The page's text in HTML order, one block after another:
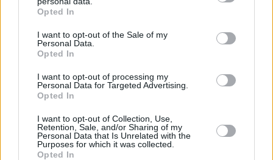
grant or deny consent to Google and its third-party tags to
use your data for below specified purposes in below Google
consent section.
Opted In
I want to opt-out of the Sale of my
Personal Data.
Opted In
I want to opt-out of processing my
Personal Data for Targeted Advertising.
Opted In
I want to opt-out of Collection, Use,
Retention, Sale, and/or Sharing of my
Personal Data that Is Unrelated with the
Purposes for which it was collected.
Opted In